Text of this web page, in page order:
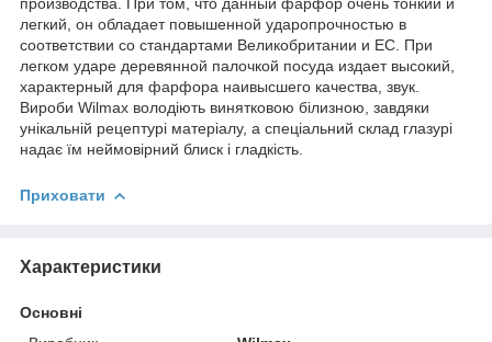
легкий, он обладает повышенной ударопрочностью в
соответствии со стандартами Великобритании и ЕС. При
легком ударе деревянной палочкой посуда издает высокий,
характерный для фарфора наивысшего качества, звук.
Вироби Wilmax володіють винятковою білизною, завдяки
унікальній рецептурі матеріалу, а спеціальний склад глазурі
надає їм неймовірний блиск і гладкість.
Приховати
Характеристики
Основні